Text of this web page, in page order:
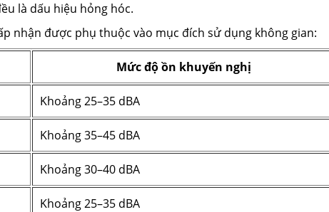
là dấu hiệu hỏng hóc.
nhận được phụ thuộc vào mục đích sử dụng không gian:
Mức độ ồn khuyến nghị
Khoảng 25–35 dBA
Khoảng 35–45 dBA
Khoảng 30–40 dBA
Khoảng 25–35 dBA